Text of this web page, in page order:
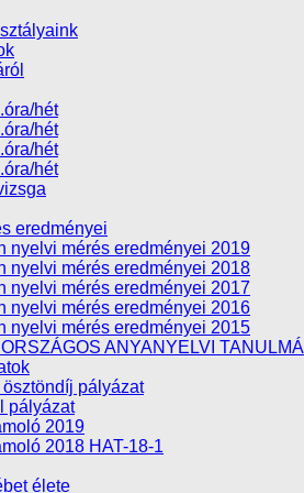
hét
hét
hét
hét
eredményei
nyelvi mérés eredményei 2019
nyelvi mérés eredményei 2018
nyelvi mérés eredményei 2017
nyelvi mérés eredményei 2016
nyelvi mérés eredményei 2015
ORSZÁGOS ANYANYELVI
pályázat
pályázat
2019
2018 HAT-18-1
élete